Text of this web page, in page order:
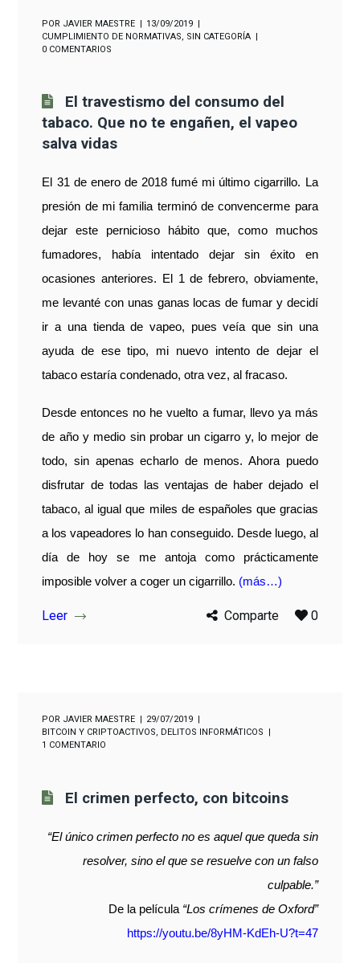
POR JAVIER MAESTRE
13/09/2019
CUMPLIMIENTO DE NORMATIVAS
SIN CATEGORÍA
0 COMENTARIOS
El travestismo del consumo del
tabaco. Que no te engañen, el vapeo
salva vidas
El 31 de enero de 2018 fumé mi último cigarrillo. La
presión de mi familia terminó de convencerme para
dejar este pernicioso hábito que, como muchos
fumadores, había intentado dejar sin éxito en
ocasiones anteriores. El 1 de febrero, obviamente,
me levanté con unas ganas locas de fumar y decidí
ir a una tienda de vapeo, pues veía que sin una
ayuda de ese tipo, mi nuevo intento de dejar el
tabaco estaría condenado, otra vez, al fracaso.
Desde entonces no he vuelto a fumar, llevo ya más
de año y medio sin probar un cigarro y, lo mejor de
todo, sin apenas echarlo de menos. Ahora puedo
disfrutar de todas las ventajas de haber dejado el
tabaco, al igual que miles de españoles que gracias
a los vapeadores lo han conseguido. Desde luego, al
día de hoy se me antoja como prácticamente
imposible volver a coger un cigarrillo. (más…)
Leer Comparte 0
POR JAVIER MAESTRE
29/07/2019
BITCOIN Y CRIPTOACTIVOS, DELITOS INFORMÁTICOS
1 COMENTARIO
El crimen perfecto, con bitcoins
“El único crimen perfecto no es aquel que queda sin
resolver, sino el que se resuelve con un falso
culpable.”
De la película “Los crímenes de Oxford”
https://youtu.be/8yHM-KdEh-U?t=47